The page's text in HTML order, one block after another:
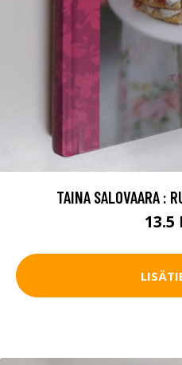
TAINA SALOVAARA :
13.5